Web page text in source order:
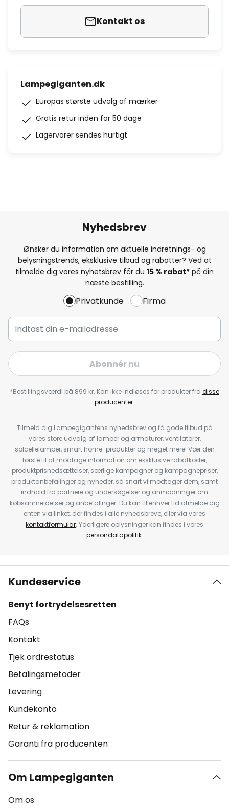
Kontakt os
Lampegiganten.dk
Europas største udvalg af mærker
Gratis retur inden for 50 dage
Lagervarer sendes hurtigt
Nyhedsbrev
Ønsker du information om aktuelle indretnings- og
belysningstrends, eksklusive tilbud og rabatter? Ved at
tilmelde dig vores nyhetsbrev får du 15 % rabat* på din
næste bestilling.
Privatkunde Firma
Abonnér nu
*Bestillingsværdi på 899 kr. Kan ikke indløses for produkter fra disse
producenter.
Tilmeld dig Lampegigantens nyhedsbrev og få gode tilbud på
vores store udvalg af lamper og armaturer, ventilatorer,
solcellelamper, smart home-produkter og meget mere! Vær den
første til at modtage information om eksklusive rabatkoder,
produktprisnedsættelser, særlige kampagner og kampagnepriser,
produktanbefalinger og nyheder, så snart vi modtager dem, samt
indhold fra partnere og undersøgelser og anmodninger om
købsanmeldelser og anbefalinger. Du kan til enhver tid afmelde dig
enten via linket, der findes i alle nyhedsbreve, eller via vores
kontaktformular. Yderligere oplysninger kan findes i vores
persondatapolitik.
Kundeservice
Benyt fortrydelsesretten
FAQs
Kontakt
Tjek ordrestatus
Betalingsmetoder
Levering
Kundekonto
Retur & reklamation
Garanti fra producenten
Om Lampegiganten
Om os